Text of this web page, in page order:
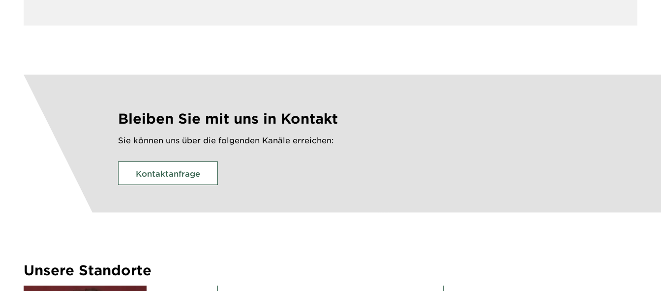
Bleiben Sie mit uns in Kontakt
Sie können uns über die folgenden Kanäle erreichen:
Kontaktanfrage
Unsere Standorte